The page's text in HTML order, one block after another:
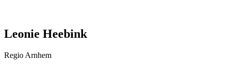
Leonie Heebink
Regio Arnhem